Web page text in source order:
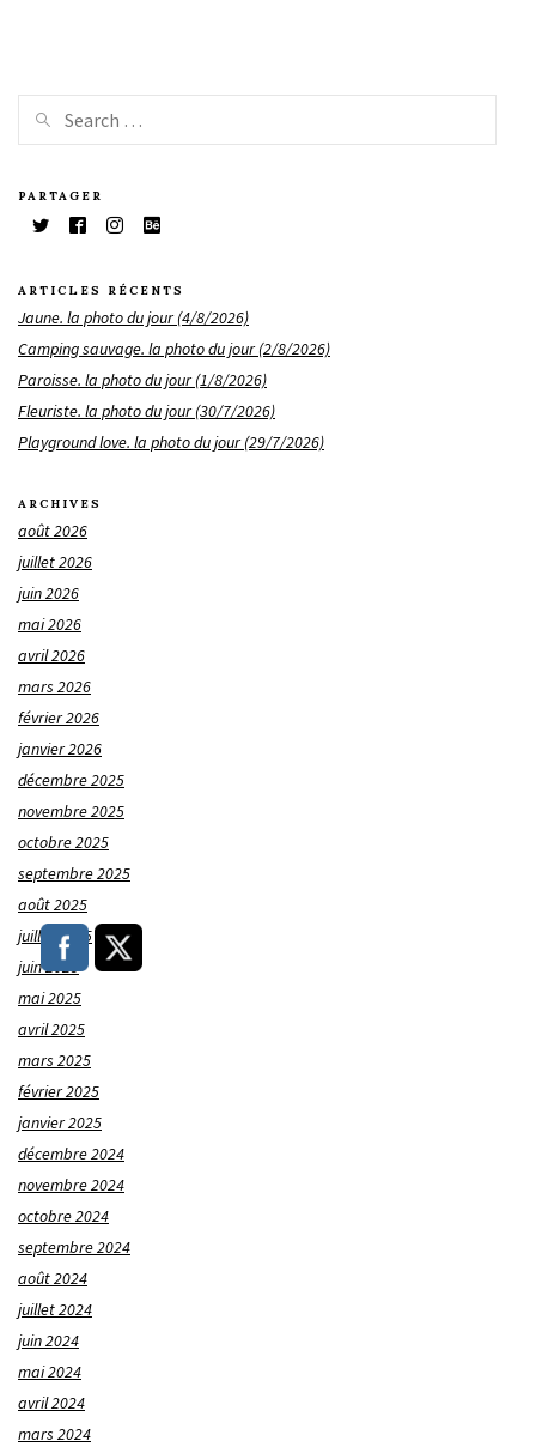
PARTAGER
ARTICLES RÉCENTS
Jaune. la photo du jour (4/8/2026)
Camping sauvage. la photo du jour (2/8/2026)
Paroisse. la photo du jour (1/8/2026)
Fleuriste. la photo du jour (30/7/2026)
Playground love. la photo du jour (29/7/2026)
ARCHIVES
août 2026
juillet 2026
juin 2026
mai 2026
avril 2026
mars 2026
février 2026
janvier 2026
décembre 2025
novembre 2025
octobre 2025
septembre 2025
août 2025
juillet 2025
juin 2025
mai 2025
avril 2025
mars 2025
février 2025
janvier 2025
décembre 2024
novembre 2024
octobre 2024
septembre 2024
août 2024
juillet 2024
juin 2024
mai 2024
avril 2024
mars 2024